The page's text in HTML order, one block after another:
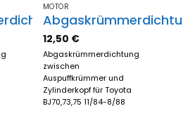
MOTOR
12,50 €
Abgaskrümmerdichtung
zwischen
Auspuffkrümmer und
Zylinderkopf für Toyota
BJ70,73,75 11/84-8/88